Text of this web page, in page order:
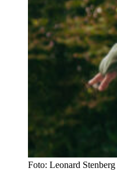
Foto: Leonard Stenberg